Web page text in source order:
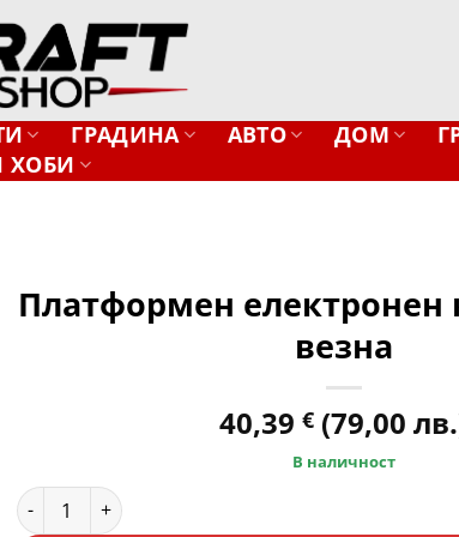
ГРАДИНА АВТО ДОМ
ХОБИ
Платформен електронен
везна
40,39 € (79,00
В наличност
количество за Платформен електронен кантар